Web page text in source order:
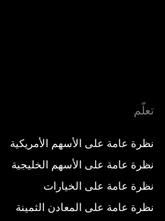
تعلّم
نظرة عامة على الأسهم الأمريكية
نظرة عامة على الأسهم الخليجية
نظرة عامة على الخيارات
نظرة عامة على المعادن الثمينة